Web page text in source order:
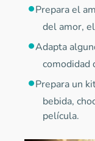
Prepara el
del amor,
Adapta
comodidad
Prepara un
bebida,
película.